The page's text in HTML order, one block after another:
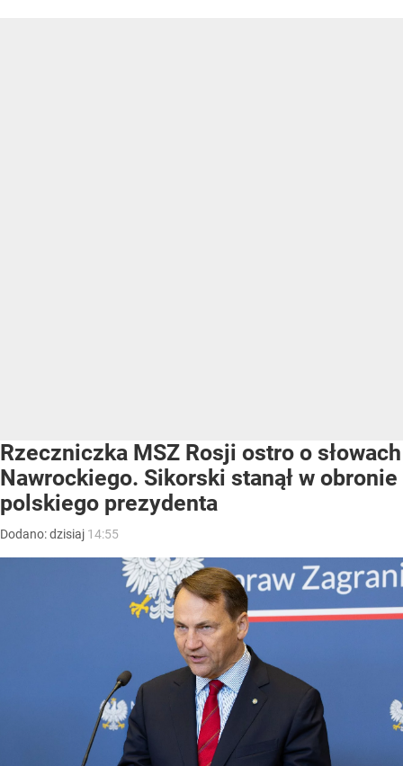
Rzeczniczka MSZ Rosji ostro o słowach
Nawrockiego. Sikorski stanął w obronie
polskiego prezydenta
Dodano:dzisiaj 14:55